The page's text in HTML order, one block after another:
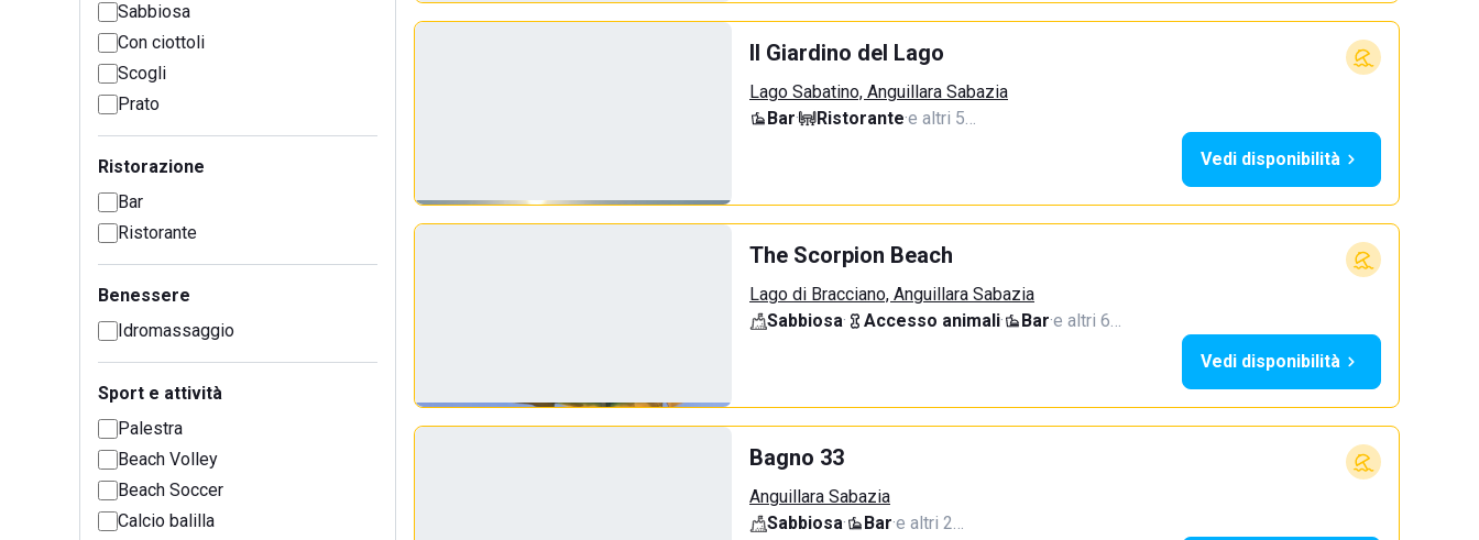
Sabbiosa
Con ciottoli
Scogli
Prato
Ristorazione
Bar
Ristorante
Benessere
Idromassaggio
Sport e attività
Palestra
Beach Volley
Beach Soccer
Calcio balilla
Il Giardino del Lago
Lago Sabatino, Anguillara Sabazia
Bar· Ristorante·e altri 5…
Vedi disponibilità
The Scorpion Beach
Lago di Bracciano, Anguillara Sabazia
Sabbiosa· Accesso animali· Bar·e altri 6…
Vedi disponibilità
Bagno 33
Anguillara Sabazia
Sabbiosa· Bar·e altri 2…